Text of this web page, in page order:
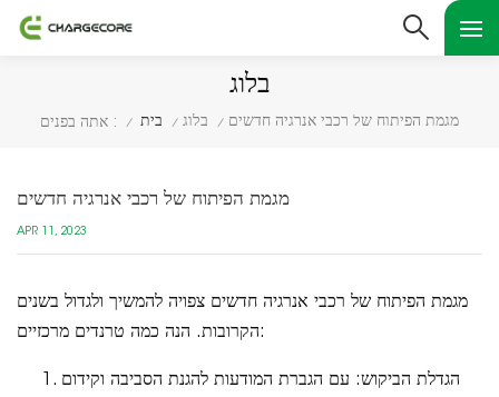
בלוג
אתה בפנים : / בית / בלוג / מגמת הפיתוח של רכבי אנרגיה חדשים
מגמת הפיתוח של רכבי אנרגיה חדשים
APR 11, 2023
מגמת הפיתוח של רכבי אנרגיה חדשים צפויה להמשיך ולגדול בשנים
הקרובות. הנה כמה טרנדים מרכזיים:
הגדלת הביקוש: עם הגברת המודעות להגנת הסביבה וקידום